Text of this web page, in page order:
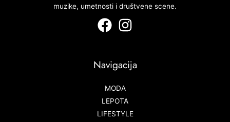
muzike, umetnosti i društvene scene.
Navigacija
MODA
LEPOTA
LIFESTYLE